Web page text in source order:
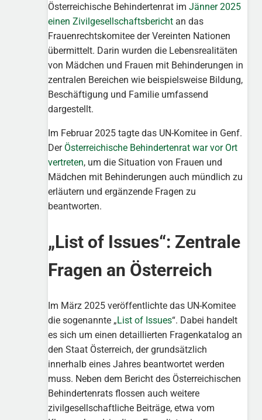
Österreichische Behindertenrat imJänner 2025
einen Zivilgesellschaftsbericht an das
Frauenrechtskomitee der Vereinten Nationen
übermittelt. Darin wurden die Lebensrealitäten
von Mädchen und Frauen mit Behinderungen in
zentralen Bereichen wie beispielsweise Bildung,
Beschäftigung und Familie umfassend
dargestellt.
Im Februar 2025 tagte das UN-Komitee in Genf.
Der Österreichische Behindertenrat war vor Ort
vertreten, um die Situation von Frauen und
Mädchen mit Behinderungen auch mündlich zu
erläutern und ergänzende Fragen zu
beantworten.
„List of Issues“: Zentrale
Fragen an Österreich
Im März 2025 veröffentlichte das UN-Komitee
die sogenannte „List of Issues“. Dabei handelt
es sich um einen detaillierten Fragenkatalog an
den Staat Österreich, der grundsätzlich
innerhalb eines Jahres beantwortet werden
muss. Neben dem Bericht des Österreichischen
Behindertenrats flossen auch weitere
zivilgesellschaftliche Beiträge, etwa vom